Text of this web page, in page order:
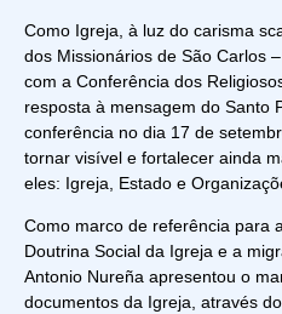
Como Igreja, à luz do carisma
dos Missionários de São Carlos
com a Conferência dos
resposta à mensagem do Santo
conferência no dia 17 de
tornar visível e fortalecer ainda
eles: Igreja, Estado e
Como marco de referência para
Doutrina Social da Igreja e a
Antonio Nureña apresentou o
documentos da Igreja, através